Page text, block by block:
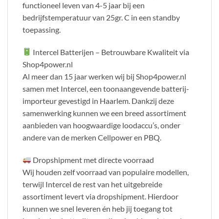
functioneel leven van 4-5 jaar bij een
bedrijfstemperatuur van 25gr. C in een standby
toepassing.
Intercel Batterijen – Betrouwbare Kwaliteit via
Shop4power.nl
Al meer dan 15 jaar werken wij bij Shop4power.nl
samen met Intercel, een toonaangevende batterij-
importeur gevestigd in Haarlem. Dankzij deze
samenwerking kunnen we een breed assortiment
aanbieden van hoogwaardige loodaccu’s, onder
andere van de merken Cellpower en PBQ.
Dropshipment met directe voorraad
Wij houden zelf voorraad van populaire modellen,
terwijl Intercel de rest van het uitgebreide
assortiment levert via dropshipment. Hierdoor
kunnen we snel leveren én heb jij toegang tot